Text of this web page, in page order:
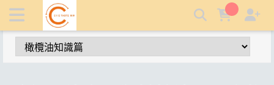
酸價 | 曼時特級初榨生飲橄欖油